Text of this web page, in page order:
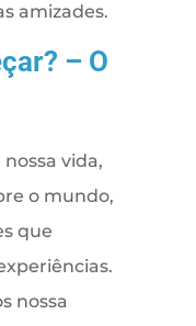
amizades.
– O
vida,
o mundo,
que
nossa